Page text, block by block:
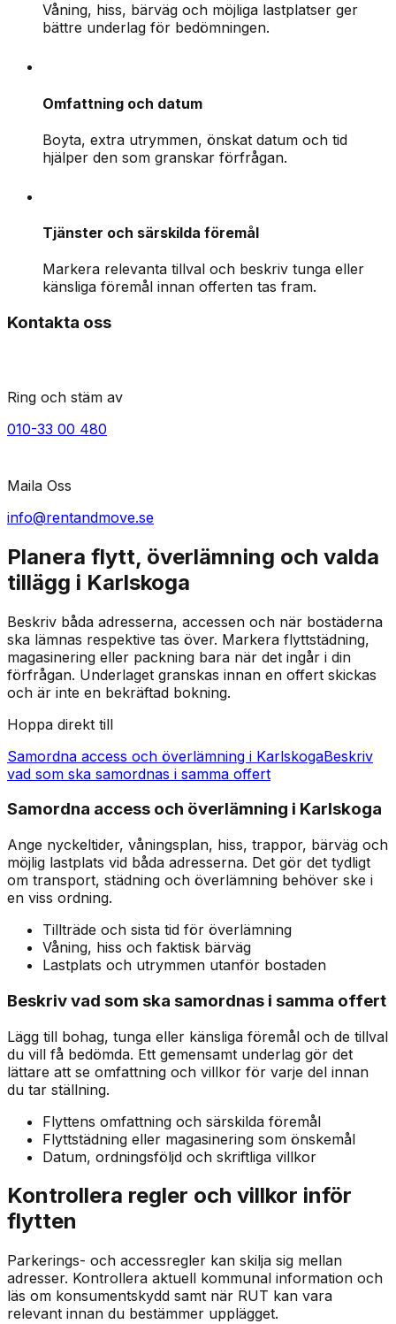
Våning, hiss, bärväg och möjliga lastplatser ger
bättre underlag för bedömningen.
Omfattning och datum
Boyta, extra utrymmen, önskat datum och tid
hjälper den som granskar förfrågan.
Tjänster och särskilda föremål
Markera relevanta tillval och beskriv tunga eller
känsliga föremål innan offerten tas fram.
Kontakta oss
Ring och stäm av
010-33 00 480
Maila Oss
info@rentandmove.se
Planera flytt, överlämning och valda
tillägg i Karlskoga
Beskriv båda adresserna, accessen och när bostäderna
ska lämnas respektive tas över. Markera flyttstädning,
magasinering eller packning bara när det ingår i din
förfrågan. Underlaget granskas innan en offert skickas
och är inte en bekräftad bokning.
Hoppa direkt till
Samordna access och överlämning i KarlskogaBeskriv
vad som ska samordnas i samma offert
Samordna access och överlämning i Karlskoga
Ange nyckeltider, våningsplan, hiss, trappor, bärväg och
möjlig lastplats vid båda adresserna. Det gör det tydligt
om transport, städning och överlämning behöver ske i
en viss ordning.
Tillträde och sista tid för överlämning
Våning, hiss och faktisk bärväg
Lastplats och utrymmen utanför bostaden
Beskriv vad som ska samordnas i samma offert
Lägg till bohag, tunga eller känsliga föremål och de tillval
du vill få bedömda. Ett gemensamt underlag gör det
lättare att se omfattning och villkor för varje del innan
du tar ställning.
Flyttens omfattning och särskilda föremål
Flyttstädning eller magasinering som önskemål
Datum, ordningsföljd och skriftliga villkor
Kontrollera regler och villkor inför
flytten
Parkerings- och accessregler kan skilja sig mellan
adresser. Kontrollera aktuell kommunal information och
läs om konsumentskydd samt när RUT kan vara
relevant innan du bestämmer upplägget.